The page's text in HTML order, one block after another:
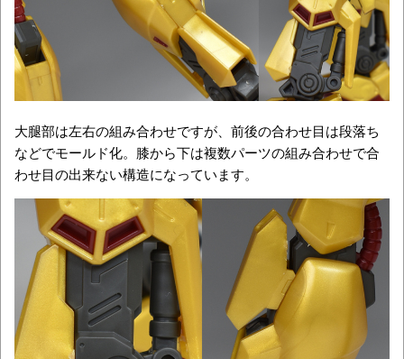
大腿部は左右の組み合わせですが、前後の合わせ目は段落ち
などでモールド化。膝から下は複数パーツの組み合わせで合
わせ目の出来ない構造になっています。